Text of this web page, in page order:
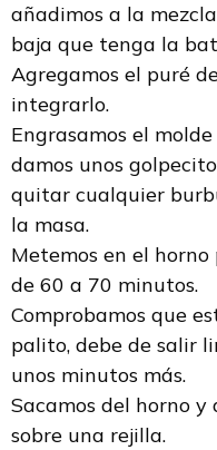
añadimos a la
baja que tenga la
Agregamos el puré
integrarlo.
Engrasamos el
damos unos
quitar cualquier
la masa.
Metemos en el
de 60 a 70 minutos.
Comprobamos que
palito, debe de salir
unos minutos más.
Sacamos del horno
sobre una rejilla.